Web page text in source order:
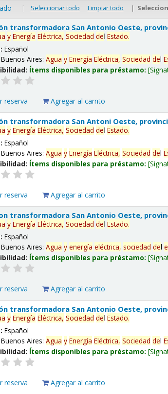
| Seleccionar todo Limpiar todo |
transformadora San Antonio Oeste,
y Energía Eléctrica, Sociedad delEstado.
Español
Buenos Aires:Agua y Energía Eléctrica, Sociedad del
Ítems disponibles para préstamo:
reserva Agregar al carrito
transformadora San Antoni Oeste,
y Energía Eléctrica, Sociedad delEstado.
Español
Buenos Aires:Agua y Energía Eléctrica, Sociedad del
Ítems disponibles para préstamo:
reserva Agregar al carrito
transformadora San Antonio Oeste,
y Energía Eléctrica, Sociedad delEstado.
Español
Buenos Aires:Agua y energía eléctrica, sociedad del
Ítems disponibles para préstamo:
reserva Agregar al carrito
transformadora San Antonio Oeste,
y Energía Eléctrica, Sociedad delEstado.
Español
Buenos Aires:Agua y Energía Eléctrica, Sociedad del
Ítems disponibles para préstamo:
reserva Agregar al carrito